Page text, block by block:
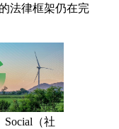
法律框架仍在完
Social（社